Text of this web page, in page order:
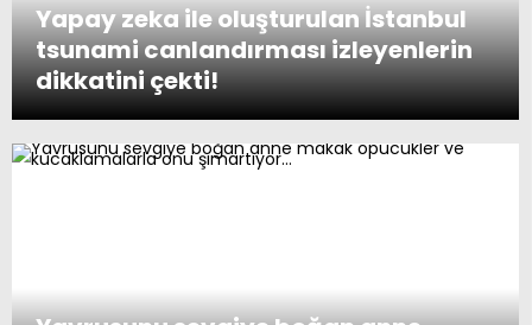
Yapay zeka ile oluşturulan İstanbul
tsunami canlandırması izleyenlerin
dikkatini çekti!